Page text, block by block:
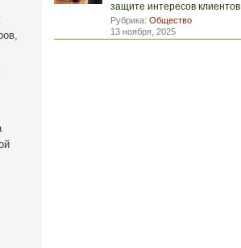
защите интересов клиентов
Рубрика: Общество
13 ноября, 2025